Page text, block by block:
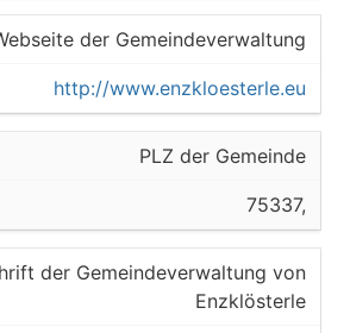
der Gemeindeverwaltung
http://www.enzkloesterle.eu
PLZ der Gemeinde
75337,
der Gemeindeverwaltung von
Enzklösterle